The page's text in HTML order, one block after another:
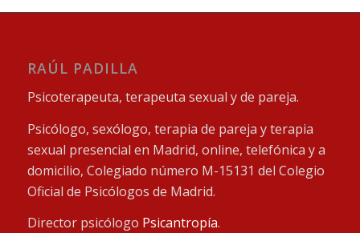
RAÚL PADILLA
Psicoterapeuta, terapeuta sexual y de pareja.
Psicólogo, sexólogo, terapia de pareja y terapia
sexual presencial en Madrid, online, telefónica y a
domicilio, Colegiado número M-15131 del Colegio
Oficial de Psicólogos de Madrid.
Director psicólogo Psicantropía.